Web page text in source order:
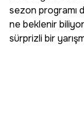
sezon programı
ne beklenir
sürprizli bir